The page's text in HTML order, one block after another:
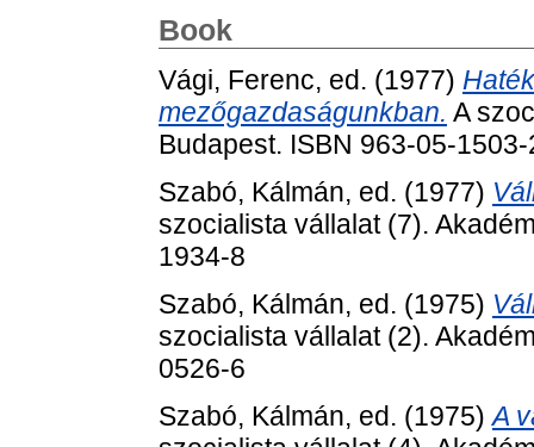
Book
Vági, Ferenc, ed. (1977)
mezőgazdaságunkban. A
Budapest. ISBN 963-05-1503-
Szabó, Kálmán, ed. (1977)
szocialista vállalat (7).
1934-8
Szabó, Kálmán, ed. (1975)
szocialista vállalat (2).
0526-6
Szabó, Kálmán, ed. (1975)A